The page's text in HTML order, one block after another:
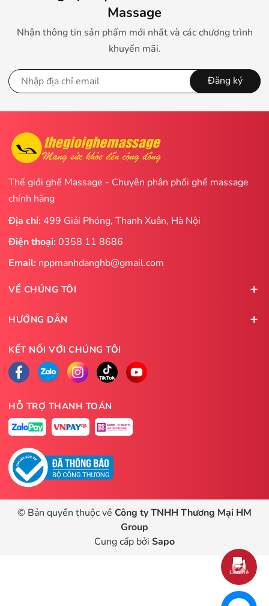
Massage
Nhận thông tin sản phẩm mới nhất và các chương trình
khuyến mãi.
Đăng ký
Thế giới ghế Massage - Chuyên phân phối ghế massage
chính hãng
Địa chỉ: 499 Giải Phóng, Thanh Xuân, Hà Nội
Điện thoại:0358 11 8686
Email: nppmanhdanghb@gmail.com
VỀ CHÚNG TÔI
HƯỚNG DẪN
KẾT NỐI VỚI CHÚNG TÔI
HỖ TRỢ THANH TOÁN
© Bản quyền thuộc về Công ty TNHH Thương Mại HM
Group
Cung cấp bởi Sapo
Liên hệ